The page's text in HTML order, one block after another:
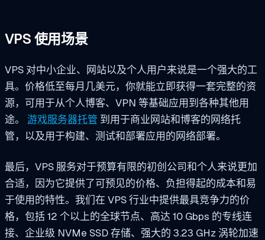
VPS 使用场景
VPS 对中小企业、网站以及个人用户来说是一个强大的工
具。价格低至每月几美元，你就能立即获得一套完整的资
源，可用于从个人博客、VPN 等基础应用到各种其他用
途。 游戏服务器托管 到用于商业网站和博客的网络托
管，以及用于构建、测试和部署应用的网络部署。
最后，VPS 服务对于预算有限的初创公司和个人来说更加
合适，因为它提供了可预见的价格、负担得起的成本和易
于使用的特性。我们在 VPS 行业中提供最具竞争力的价
格，包括 12 个以上的全球节点、高达 10 Gbps 的专线连
接、企业级 NVMe SSD 存储、强大的 3.23 GHz 涡轮加速